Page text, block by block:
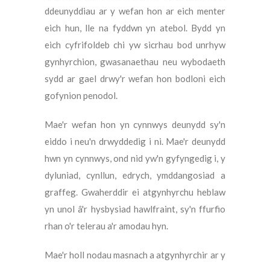
ddeunyddiau ar y wefan hon ar eich menter
eich hun, lle na fyddwn yn atebol. Bydd yn
eich cyfrifoldeb chi yw sicrhau bod unrhyw
gynhyrchion, gwasanaethau neu wybodaeth
sydd ar gael drwy'r wefan hon bodloni eich
gofynion penodol.
Mae'r wefan hon yn cynnwys deunydd sy'n
eiddo i neu'n drwyddedig i ni. Mae'r deunydd
hwn yn cynnwys, ond nid yw'n gyfyngedig i, y
dyluniad, cynllun, edrych, ymddangosiad a
graffeg. Gwaherddir ei atgynhyrchu heblaw
yn unol â'r hysbysiad hawlfraint, sy'n ffurfio
rhan o'r telerau a'r amodau hyn.
Mae'r holl nodau masnach a atgynhyrchir ar y